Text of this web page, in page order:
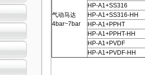
气动马达
4bar~7bar
HP-A1+SS316
HP-A1+SS316-HH
HP-A1+PPHT
HP-A1+PPHT-HH
HP-A1+PVDF
HP-A1+PVDF-HH